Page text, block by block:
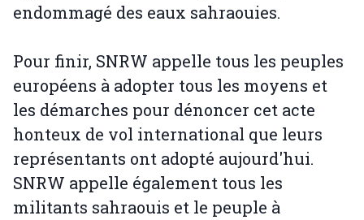
endommagé des eaux sahraouies.
Pour finir, SNRW appelle tous les peuples
européens à adopter tous les moyens et
les démarches pour dénoncer cet acte
honteux de vol international que leurs
représentants ont adopté aujourd'hui.
SNRW appelle également tous les
militants sahraouis et le peuple à